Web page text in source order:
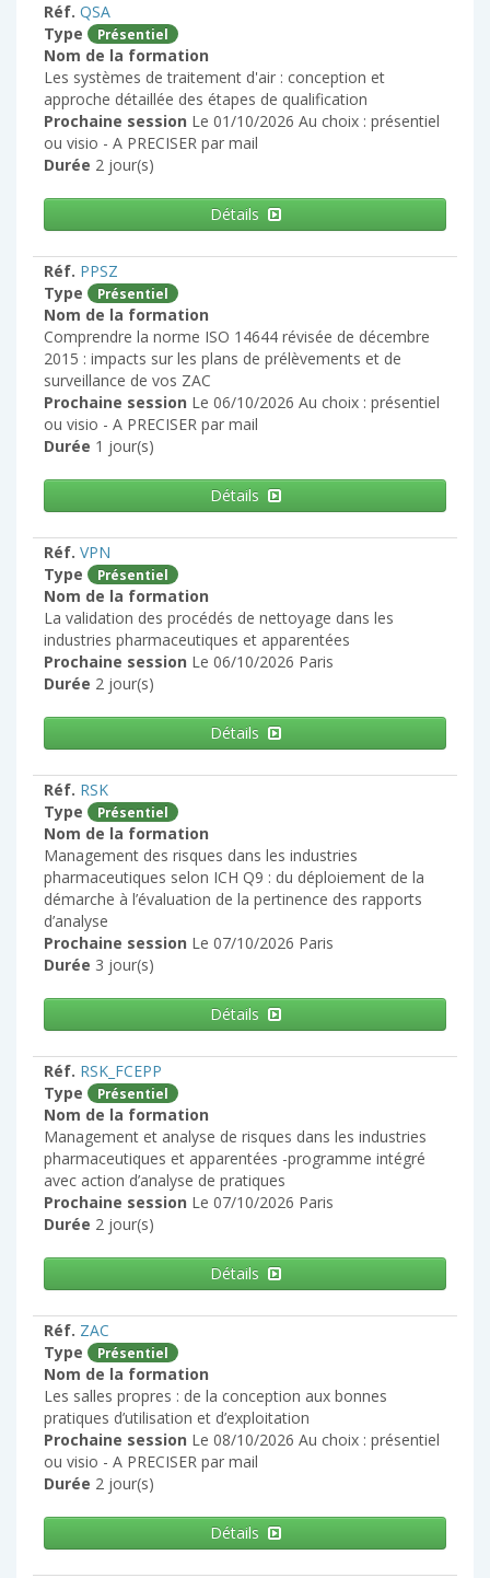
Réf. QSA
Type
Présentiel
Nom de la formation
Les systèmes de traitement d'air : conception et
approche détaillée des étapes de qualification
Prochaine session Le 01/10/2026 Au choix : présentiel
ou visio - A PRECISER par mail
Durée 2 jour(s)
Détails
Réf. PPSZ
Type
Présentiel
Nom de la formation
Comprendre la norme ISO 14644 révisée de décembre
2015 : impacts sur les plans de prélèvements et de
surveillance de vos ZAC
Prochaine session Le 06/10/2026 Au choix : présentiel
ou visio - A PRECISER par mail
Durée 1 jour(s)
Détails
Réf. VPN
Type
Présentiel
Nom de la formation
La validation des procédés de nettoyage dans les
industries pharmaceutiques et apparentées
Prochaine session Le 06/10/2026 Paris
Durée 2 jour(s)
Détails
Réf. RSK
Type
Présentiel
Nom de la formation
Management des risques dans les industries
pharmaceutiques selon ICH Q9 : du déploiement de la
démarche à l’évaluation de la pertinence des rapports
d’analyse
Prochaine session Le 07/10/2026 Paris
Durée 3 jour(s)
Détails
Réf. RSK_FCEPP
Type
Présentiel
Nom de la formation
Management et analyse de risques dans les industries
pharmaceutiques et apparentées -programme intégré
avec action d’analyse de pratiques
Prochaine session Le 07/10/2026 Paris
Durée 2 jour(s)
Détails
Réf. ZAC
Type
Présentiel
Nom de la formation
Les salles propres : de la conception aux bonnes
pratiques d’utilisation et d’exploitation
Prochaine session Le 08/10/2026 Au choix : présentiel
ou visio - A PRECISER par mail
Durée 2 jour(s)
Détails